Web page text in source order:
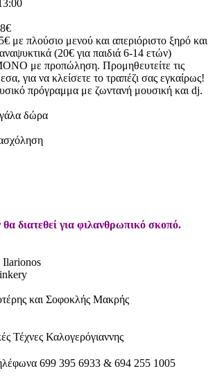
με πλούσιο μενού και απεριόριστο ξηρό και
(20€ για παιδιά 6-14 ετών)
με προπώληση. Προμηθευτείτε τις
για να κλείσετε το τραπέζι σας εγκαίρως!
πρόγραμμα με ζωντανή μουσική και dj.
δώρα
διατεθεί για φιλανθρωπικό σκοπό.
και Σοφοκλής Μακρής
Τέχνες Καλογερόγιαννης
699 395 6933 & 694 255 1005